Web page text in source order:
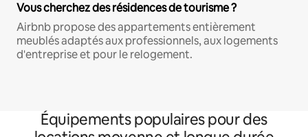
Vous cherchez des résidences de tourisme ?
Airbnb propose des appartements entièrement
meublés adaptés aux professionnels, aux logements
d'entreprise et pour le relogement.
Équipements populaires pour des